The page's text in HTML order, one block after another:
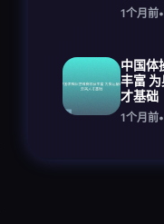
1个月前•
中国体
丰富
才基础
1个月前•